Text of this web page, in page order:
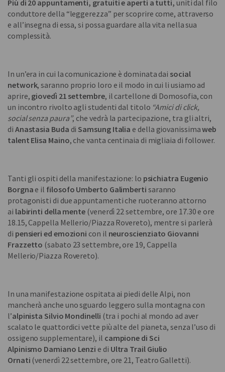
Più di 20 appuntamenti, gratuiti e aperti a tutti, uniti dal filo
conduttore della “leggerezza” per scoprire come, attraverso
e all’insegna di essa, si possa guardare alla vita nella sua
complessità.
In un’era in cui la comunicazione è dominata dai social
network, saranno proprio loro e il modo in cui li usiamo ad
aprire, giovedì 21 settembre, il cartellone di Domosofia, con
un incontro rivolto agli studenti dal titolo “Amici di click,
social senza paura”, che vedrà la partecipazione, tra gli altri,
di Anastasia Buda di Samsung Italia e della giovanissimaweb
talent Elisa Maino, che vanta centinaia di migliaia di follower.
Tanti gli ospiti della manifestazione: lo psichiatra Eugenio
Borgna e il filosofo Umberto Galimberti saranno
protagonisti di due appuntamenti che ruoteranno attorno
ai labirinti della mente (venerdì 22 settembre, ore 17.30 e ore
18.15, Cappella Mellerio/Piazza Rovereto), mentre si parlerà
di pensieri ed emozioni con il neuroscienziato Giovanni
Frazzetto (sabato 23 settembre, ore 19, Cappella
Mellerio/Piazza Rovereto).
In una manifestazione ospitata ai piedi delle Alpi, non
mancherà anche uno sguardo leggero sulla montagna con
l’alpinista Silvio Mondinelli (tra i pochi al mondo ad aver
scalato le quattordici vette più alte del pianeta, senza l’uso di
ossigeno supplementare), il campione di Sci
Alpinismo Damiano Lenzi e di Ultra Trail Giulio
Ornati (venerdì 22 settembre, ore 21, Teatro Galletti).